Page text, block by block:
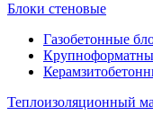
Блоки стеновые
Газобетонные
Теплоизоляционный